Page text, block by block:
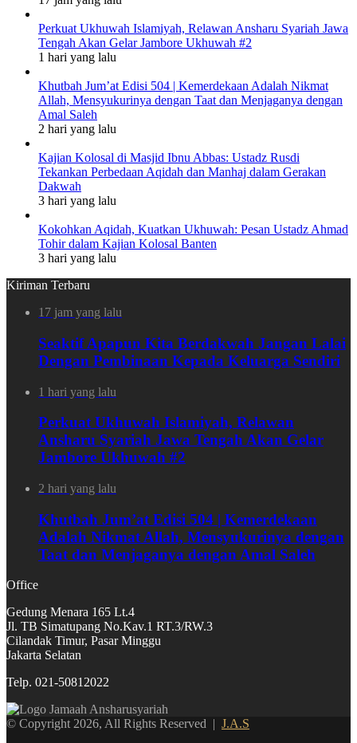
Perkuat Ukhuwah Islamiyah, Relawan Ansharu Syariah Jawa
Tengah Akan Gelar Jambore Ukhuwah #2
1 hari yang lalu
Khutbah Jum’at Edisi 504 | Kemerdekaan Adalah Nikmat
Allah, Mensyukurinya dengan Taat dan Menjaganya dengan
Amal Saleh
2 hari yang lalu
Kajian Kolosal di Masjid Ibnu Abbas: Ustadz Rusdi
Tekankan Perbedaan Aqidah dan Manhaj dalam Gerakan
Dakwah
3 hari yang lalu
Kokohkan Aqidah, Kuatkan Ukhuwah: Pesan Ustadz Ahmad
Tohir dalam Kajian Kolosal Banten
3 hari yang lalu
Kiriman Terbaru
17 jam yang lalu
Seaktif Apapun Kita Berdakwah Jangan Lalai
Dengan Pembinaan Kepada Keluarga Sendiri
1 hari yang lalu
Perkuat Ukhuwah Islamiyah, Relawan
Ansharu Syariah Jawa Tengah Akan Gelar
Jambore Ukhuwah #2
2 hari yang lalu
Khutbah Jum’at Edisi 504 | Kemerdekaan
Adalah Nikmat Allah, Mensyukurinya dengan
Taat dan Menjaganya dengan Amal Saleh
Office
Gedung Menara 165 Lt.4
Jl. TB Simatupang No.Kav.1 RT.3/RW.3
Cilandak Timur, Pasar Minggu
Jakarta Selatan
Telp. 021-50812022
© Copyright 2026, All Rights Reserved | J.A.S